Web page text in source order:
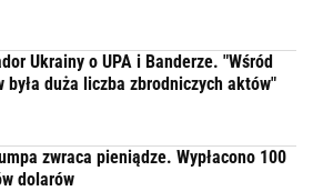
Ukrainy o UPA i Banderze. "Wśród
była duża liczba zbrodniczych aktów"
zwraca pieniądze. Wypłacono 100
dolarów